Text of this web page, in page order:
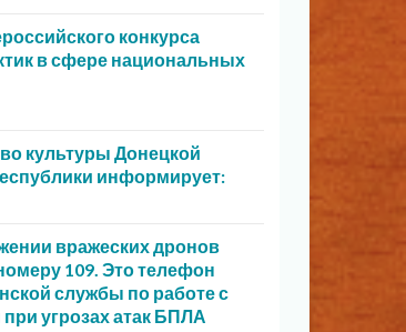
конкурса
в сфере национальных
культуры Донецкой
информирует:
вражеских дронов
109. Это телефон
службы по работе с
угрозах атак БПЛА